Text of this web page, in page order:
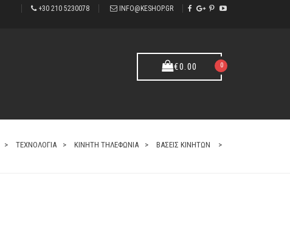
+30 210 5230078 INFO@KESHOP.GR
€0.00 0
ΤΕΧΝΟΛΟΓΙΑ ΚΙΝΗΤΗ ΤΗΛΕΦΩΝΙΑ ΒΑΣΕΙΣ ΚΙΝΗΤΩΝ